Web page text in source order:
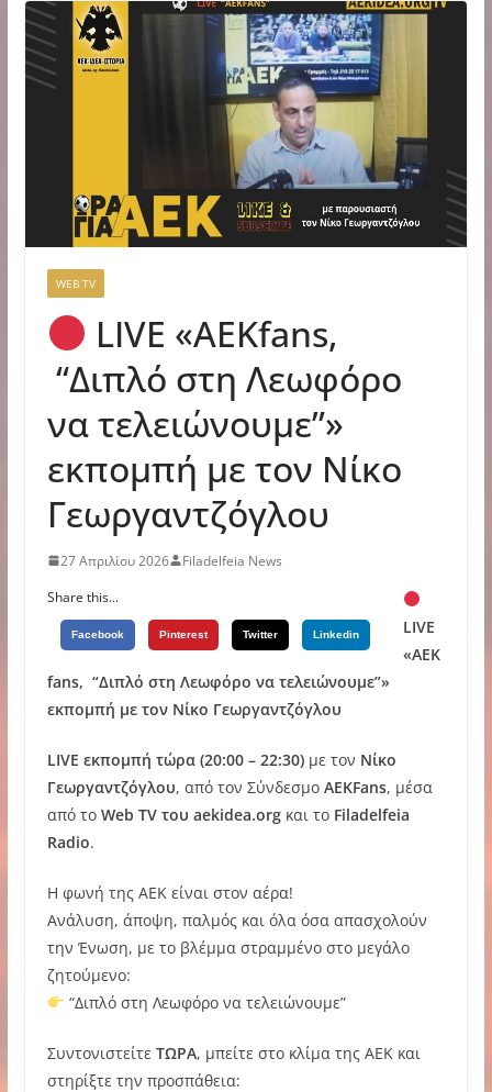
WEB TV
LIVE «ΑΕΚfans,
“Διπλό στη Λεωφόρο
να τελειώνουμε”»
εκπομπή με τον Νίκο
Γεωργαντζόγλου
27 Απριλίου 2026
Filadelfeia News
Share this...
Facebook Pinterest Twitter Linkedin
LIVE
«ΑΕΚ
fans, “Διπλό στη Λεωφόρο να τελειώνουμε”»
εκπομπή με τον Νίκο Γεωργαντζόγλου
LIVE εκπομπή τώρα (20:00 – 22:30)με τον Νίκο
Γεωργαντζόγλου, από τον Σύνδεσμο AEKFans, μέσα
από το Web TV του aekidea.orgκαι το Filadelfeia
Radio.
Η φωνή της ΑΕΚ είναι στον αέρα!
Ανάλυση, άποψη, παλμός και όλα όσα απασχολούν
την Ένωση, με το βλέμμα στραμμένο στο μεγάλο
ζητούμενο:
“Διπλό στη Λεωφόρο να τελειώνουμε”
Συντονιστείτε ΤΩΡΑ, μπείτε στο κλίμα της ΑΕΚ και
στηρίξτε την προσπάθεια: